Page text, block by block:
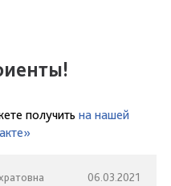
получить на нашей
06.03.2021